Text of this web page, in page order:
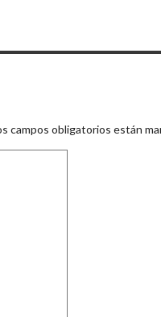
campos obligatorios están